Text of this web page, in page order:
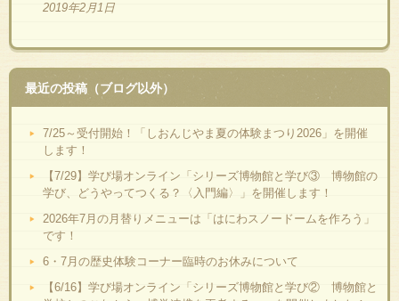
2019年2月1日
最近の投稿（ブログ以外）
7/25～受付開始！「しおんじやま夏の体験まつり2026」を開催
します！
【7/29】学び場オンライン「シリーズ博物館と学び③ 博物館の
学び、どうやってつくる？〈入門編〉」を開催します！
2026年7月の月替りメニューは「はにわスノードームを作ろう」
です！
6・7月の歴史体験コーナー臨時のお休みについて
【6/16】学び場オンライン「シリーズ博物館と学び② 博物館と